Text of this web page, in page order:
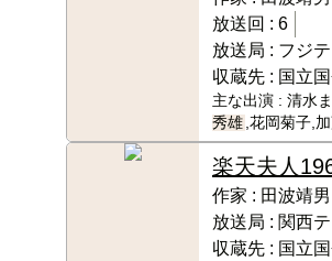
放送回 : 6
放送局 : フジ
収蔵先 : 国立
主な出演 : 清水
秀雄 ,花岡菊子,
楽天夫人
作家 : 田波靖男
放送局 : 関西
収蔵先 : 国立